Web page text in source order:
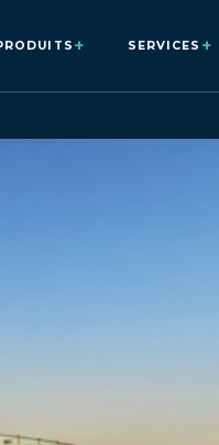
+ SERVICES +